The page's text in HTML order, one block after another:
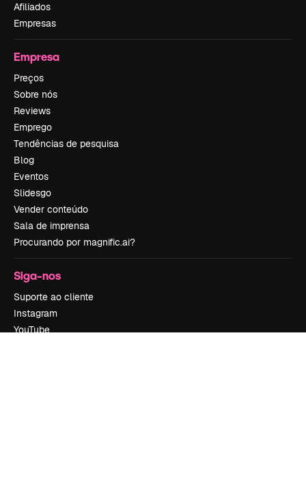
Afiliados
Empresas
Empresa
Preços
Sobre nós
Reviews
Emprego
Tendências de pesquisa
Blog
Eventos
Slidesgo
Vender conteúdo
Sala de imprensa
Procurando por magnific.ai?
Siga-nos
Suporte ao cliente
Instagram
YouTube